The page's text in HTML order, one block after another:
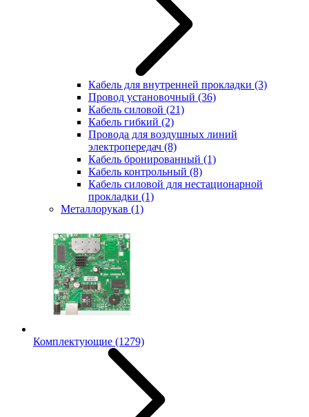
Кабель для внутренней прокладки (3)
Провод установочный (36)
Кабель силовой (21)
Кабель гибкий (2)
Провода для воздушных линий
электропередач (8)
Кабель бронированный (1)
Кабель контрольный (8)
Кабель силовой для нестационарной
прокладки (1)
Металлорукав (1)
Комплектующие (1279)